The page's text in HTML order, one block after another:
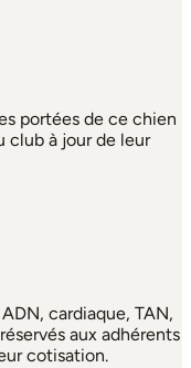
portées de ce chien
club à jour de leur
cardiaque, TAN,
aux adhérents
cotisation.